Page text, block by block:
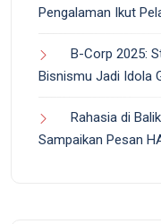
Pengalaman Ikut
B-Corp 2025:
Bisnismu Jadi Idola
Rahasia di
Sampaikan Pesan